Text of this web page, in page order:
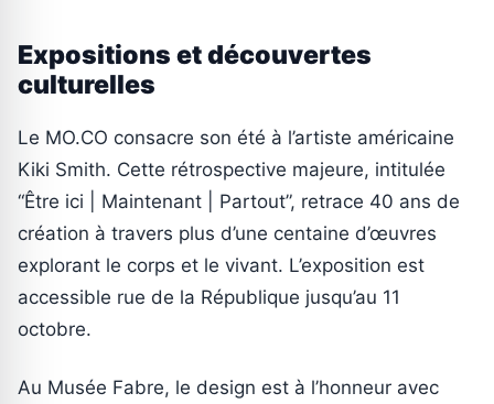
Expositions et découvertes
culturelles
Le MO.CO consacre son été à l’artiste américaine
Kiki Smith. Cette rétrospective majeure, intitulée
“Être ici | Maintenant | Partout”, retrace 40 ans de
création à travers plus d’une centaine d’œuvres
explorant le corps et le vivant. L’exposition est
accessible rue de la République jusqu’au 11
octobre.
Au Musée Fabre, le design est à l’honneur avec